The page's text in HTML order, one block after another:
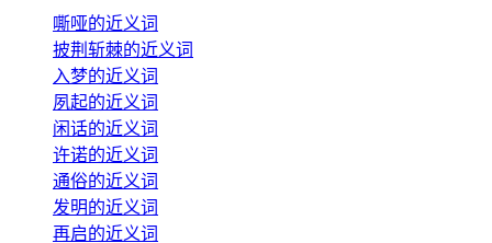
嘶哑的近义词
披荆斩棘的近义词
入梦的近义词
夙起的近义词
闲话的近义词
许诺的近义词
通俗的近义词
发明的近义词
再启的近义词